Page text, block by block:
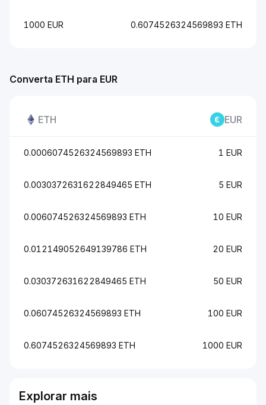
Converta ETH para EUR
ETH EUR
0.0006074526324569893 ETH 1 EUR
0.0030372631622849465 ETH 5 EUR
0.006074526324569893 ETH 10 EUR
0.012149052649139786 ETH 20 EUR
0.030372631622849465 ETH 50 EUR
0.06074526324569893 ETH 100 EUR
0.6074526324569893 ETH 1000 EUR
1000 EUR 0.6074526324569893 ETH
Explorar mais